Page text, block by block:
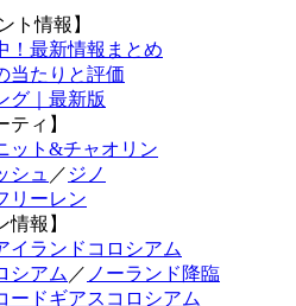
ト情報】
！最新情報まとめ
当たりと評価
グ｜最新版
ティ】
ット&チャオリン
シュ ／ ジノ
リーレン
情報】
イランドコロシアム
シアム ／ ノーランド降臨
ードギアスコロシアム